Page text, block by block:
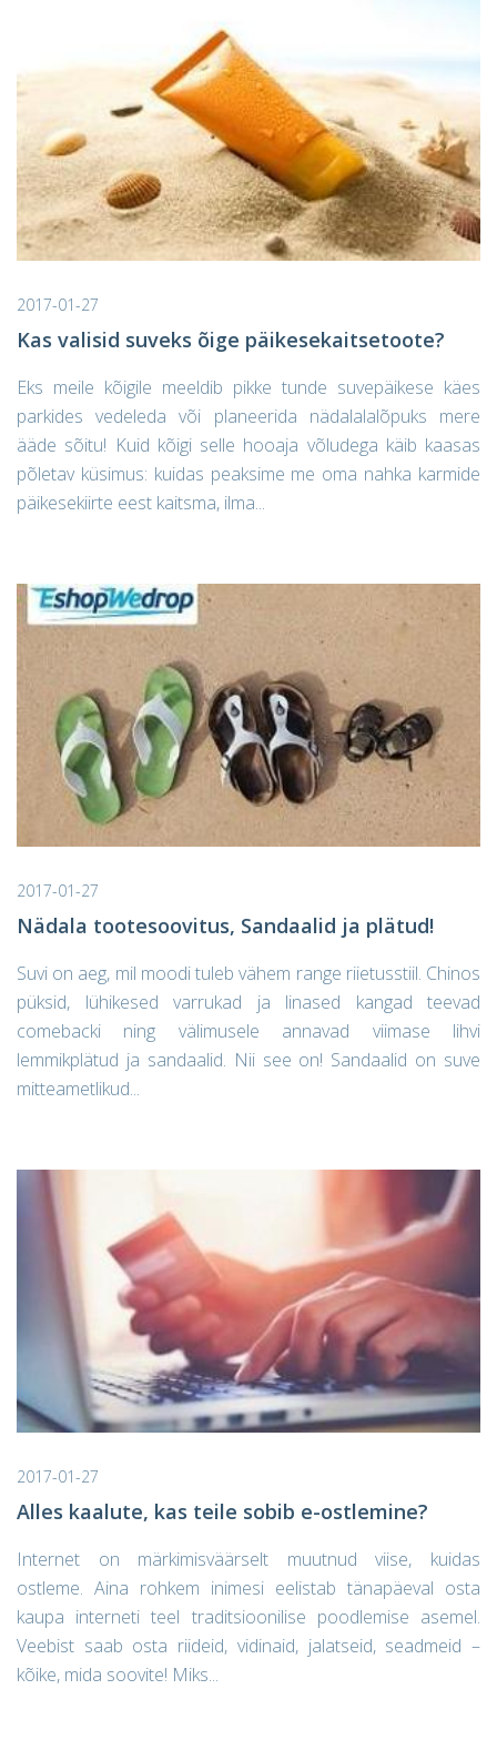
2017-01-27
Kas valisid suveks õige päikesekaitsetoote?
Eks meile kõigile meeldib pikke tunde suvepäikese käes
parkides vedeleda või planeerida nädalalalõpuks mere
ääde sõitu! Kuid kõigi selle hooaja võludega käib kaasas
põletav küsimus: kuidas peaksime me oma nahka karmide
päikesekiirte eest kaitsma, ilma...
2017-01-27
Nädala tootesoovitus, Sandaalid ja plätud!
Suvi on aeg, mil moodi tuleb vähem range riietusstiil. Chinos
püksid, lühikesed varrukad ja linased kangad teevad
comebacki ning välimusele annavad viimase lihvi
lemmikplätud ja sandaalid. Nii see on! Sandaalid on suve
mitteametlikud...
2017-01-27
Alles kaalute, kas teile sobib e-ostlemine?
Internet on märkimisväärselt muutnud viise, kuidas
ostleme. Aina rohkem inimesi eelistab tänapäeval osta
kaupa interneti teel traditsioonilise poodlemise asemel.
Veebist saab osta riideid, vidinaid, jalatseid, seadmeid –
kõike, mida soovite! Miks...